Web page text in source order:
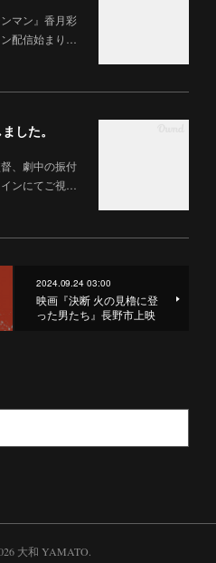
マン』香月彩
配信始まり…
した。
、劇中の振付
ンにてご視…
2024.09.24 03:00
映画『決断 火の見櫓に登
った男たち』長野市上映
大和 YAMATO.